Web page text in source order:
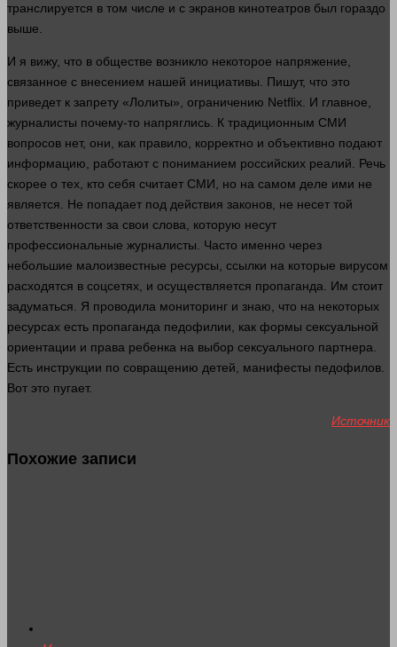
транслируется в том числе и с экранов кинотеатров был гораздо
выше.
И я вижу, что в обществе возникло некоторое напряжение,
связанное с внесением нашей инициативы. Пишут, что это
приведет к запрету «Лолиты», ограничению Netflix. И главное
журналисты почему-то напряглись. К традиционным СМИ
вопросов нет, они, как правило , корректно и объективно подают
информацию , работают с пониманием российских реалий. Речь
скорее о тех, кто себя считает СМИ, но на самом деле ими не
является. Не попадает под действия законов, не несет той
ответственности за свои слова , которую несут
профессиональные журналисты. Часто именно через
небольшие малоизвестные ресурсы, ссылки на которые вирусом
расходятся в соцсетях, и осуществляется пропаганда. Им стоит
задуматься. Я проводила мониторинг и знаю , что на некоторых
ресурсах есть пропаганда педофилии, как формы сексуальной
ориентации и права ребенка на выбор сексуального партнера.
Есть инструкции по совращению детей , манифесты педофилов.
Вот это пугает.
Источник
Похожие записи